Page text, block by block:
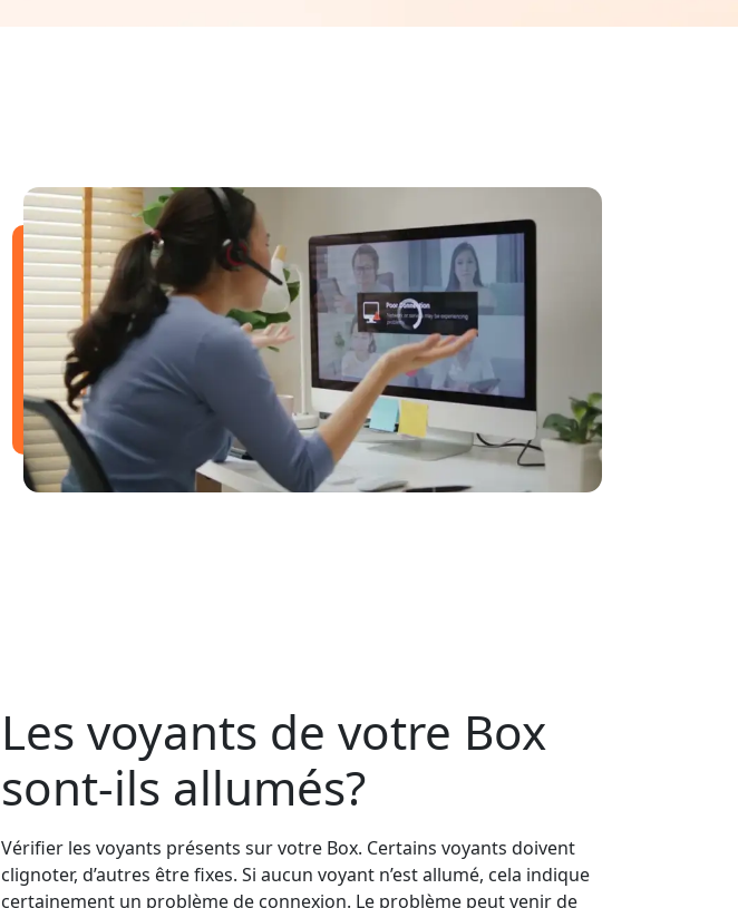
Les voyants de votre Box
sont-ils allumés?
Vérifier les voyants présents sur votre Box. Certains voyants doivent
clignoter, d’autres être fixes. Si aucun voyant n’est allumé, cela indique
certainement un problème de connexion. Le problème peut venir de